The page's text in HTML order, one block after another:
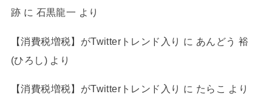
跡 に 石黒龍一 より
【消費税増税】がTwitterトレンド入り に あんどう 裕
(ひろし)より
【消費税増税】がTwitterトレンド入り に たらこ より